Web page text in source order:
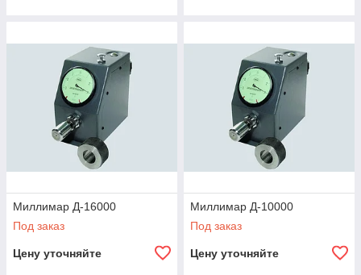
Миллимар Д-16000
Под заказ
Цену уточняйте
Миллимар Д-10000
Под заказ
Цену уточняйте